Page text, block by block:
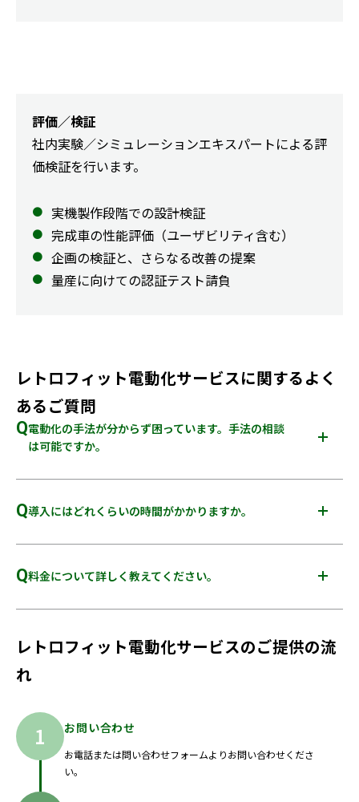
評価／検証
社内実験／シミュレーションエキスパートによる評
価検証を行います。
実機製作段階での設計検証
完成車の性能評価（ユーザビリティ含む）
企画の検証と、さらなる改善の提案
量産に向けての認証テスト請負
レトロフィット電動化サービスに関するよく
あるご質問
Q電動化の手法が分からず困っています。手法の相談
は可能ですか。
各工程でのご支援も可能です。
Q導入にはどれくらいの時間がかかりますか。
Q料金について詳しく教えてください。
レトロフィット電動化サービスのご提供の流
れ
お問い合わせ
お電話または問い合わせフォームよりお問い合わせくださ
い。